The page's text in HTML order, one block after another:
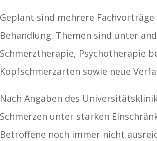
Geplant sind mehrere
Behandlung. Themen sind unter
Schmerztherapie, Psychotherapie
Kopfschmerzarten sowie neue
Nach Angaben des
Schmerzen unter starken
Betroffene noch immer nicht